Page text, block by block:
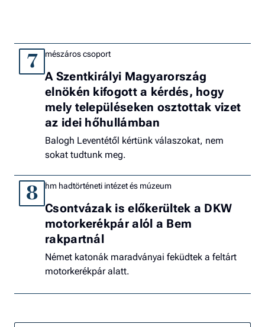
7 mészáros csoport
A Szentkirályi Magyarország
elnökén kifogott a kérdés, hogy
mely településeken osztottak vizet
az idei hőhullámban
Balogh Leventétől kértünk válaszokat, nem
sokat tudtunk meg.
8 hm hadtörténeti intézet és múzeum
Csontvázak is előkerültek a DKW
motorkerékpár alól a Bem
rakpartnál
Német katonák maradványai feküdtek a feltárt
motorkerékpár alatt.